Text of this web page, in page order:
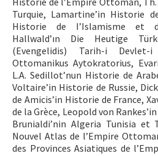
Turquie, Lamartine’in Historie
Historie de I’Islamisme et
Hallwald’ın Die Heutige
(Evengelidis) Tarih-i
Ottomanikus Aytokratorius,
L.A. Sedillot’nun Historie de
Voltaire’in Historie de Russie,
de Amicis’in Historie de France,
de la Grèce, Leopold von
Brunialdi’nin Algeria Tunisia et
Nouvel Atlas de l’Empire
des Provinces Asiatiques de